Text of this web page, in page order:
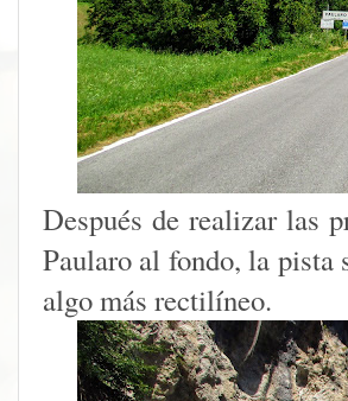
Después de realizar las
Paularo al fondo, la pista
algo más rectilíneo.